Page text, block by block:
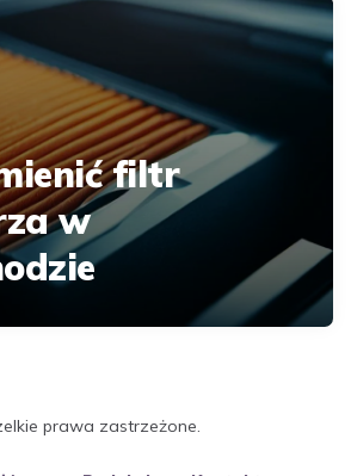
filtr
w
prawa zastrzeżone.